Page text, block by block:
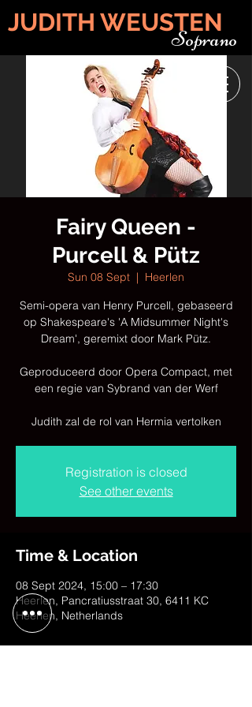
JUDITH WEUSTEN
Soprano
Fairy Queen -
Purcell & Pütz
Sun 08 Sept
  |
Heerlen
Semi-opera van Henry Purcell, gebaseerd
op Shakespeare's 'A Midsummer Night's
Dream', geremixt door Mark Pütz.
Geproduceerd door Opera Compact, met
een regie van Sybrand van der Werf
Judith zal de rol van Hermia vertolken
Registration is closed
See other events
Time & Location
08 Sept 2024, 15:00 – 17:30
Heerlen, Pancratiusstraat 30, 6411 KC
Heerlen, Netherlands